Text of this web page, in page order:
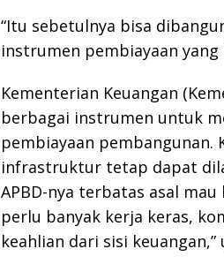
“Itu sebetulnya bisa
instrumen pembiayaan yang
Kementerian Keuangan
berbagai instrumen untuk
pembiayaan pembangunan.
infrastruktur tetap dapat
APBD-nya terbatas asal
perlu banyak kerja keras,
keahlian dari sisi keuangan,”